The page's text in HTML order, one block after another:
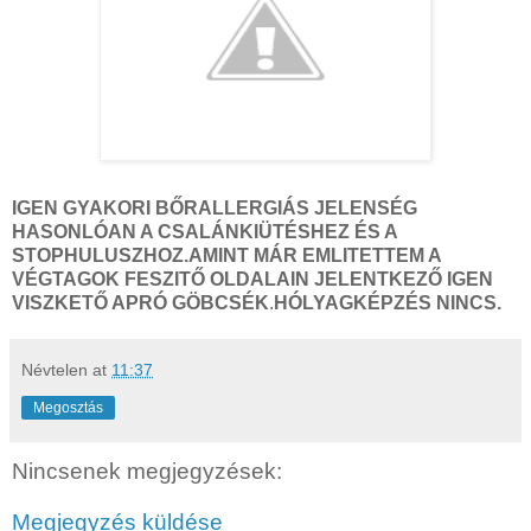
IGEN GYAKORI BŐRALLERGIÁS JELENSÉG
HASONLÓAN A CSALÁNKIÜTÉSHEZ ÉS A
STOPHULUSZHOZ.AMINT MÁR EMLITETTEM A
VÉGTAGOK FESZITŐ OLDALAIN JELENTKEZŐ IGEN
VISZKETŐ APRÓ GÖBCSÉK. HÓLYAGKÉPZÉS NINCS.
Névtelen at 11:37
Megosztás
Nincsenek megjegyzések:
Megjegyzés küldése